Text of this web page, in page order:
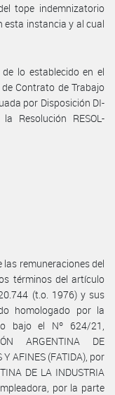
tope indemnizatorio
esta instancia y al cual
lo establecido en el
Contrato de Trabajo
por Disposición DI-
Resolución RESOL-
las remuneraciones del
términos del artículo
(t.o. 1976) y sus
homologado por la
bajo el Nº 624/21,
ARGENTINA DE
Y AFINES (FATIDA), por
DE LA INDUSTRIA
por la parte